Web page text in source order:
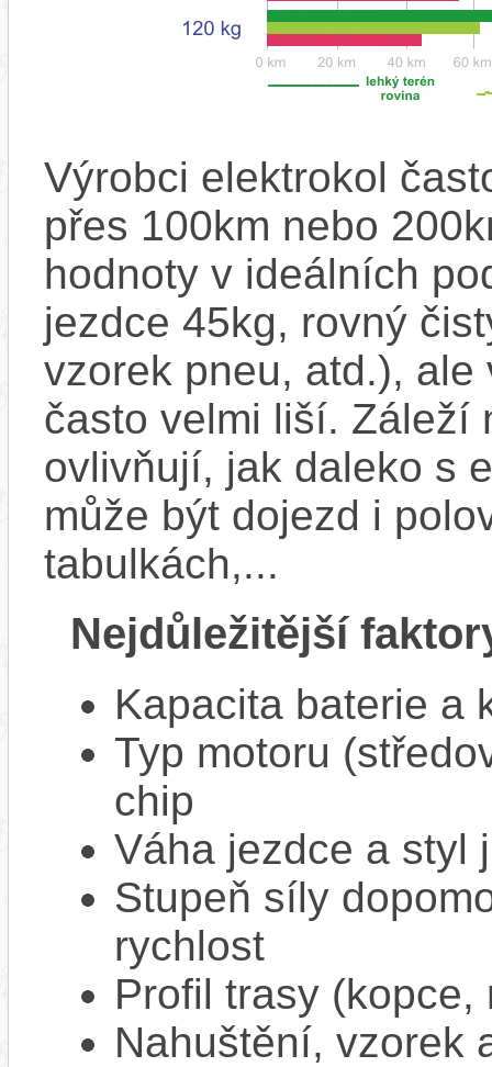
Výrobci elektrokol
přes 100km nebo
hodnoty v ideálních
jezdce 45kg, rovný
vzorek pneu, atd.),
často velmi liší. Záleží
ovlivňují, jak daleko s
může být dojezd i
tabulkách,...
Nejdůležitější
Kapacita baterie a
Typ motoru
chip
Váha jezdce a styl
Stupeň síly
rychlost
Profil trasy
Nahuštění, vzorek